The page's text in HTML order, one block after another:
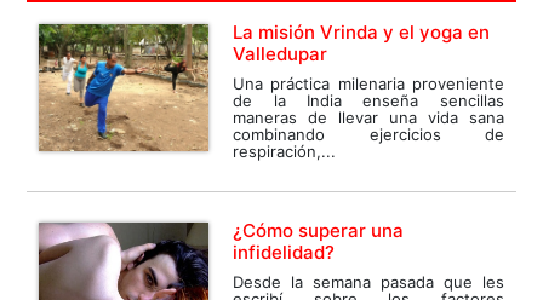
La misión Vrinda y el yoga en
Valledupar
Una práctica milenaria proveniente
de la India enseña sencillas
maneras de llevar una vida sana
combinando ejercicios de
respiración,...
¿Cómo superar una
infidelidad?
Desde la semana pasada que les